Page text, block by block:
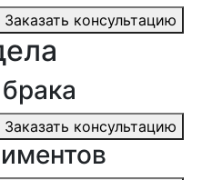
Заказать консультацию
Заказать консультацию